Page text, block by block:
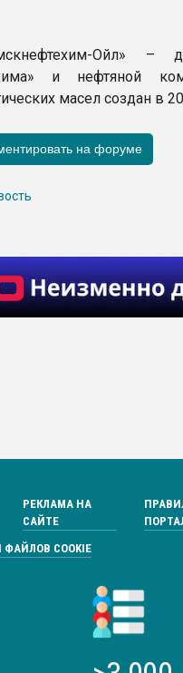
Ойл» –
и нефтяной
масел создан в
РЕКЛАМА НА
САЙТЕ
COOKIE